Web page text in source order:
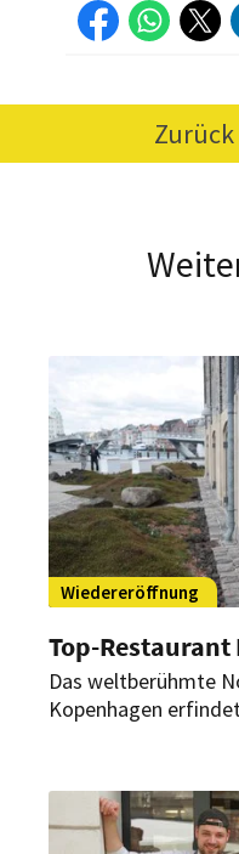
Wiedereröffnung
Top-
Das weltberühmte
Kopenhagen
dabei.